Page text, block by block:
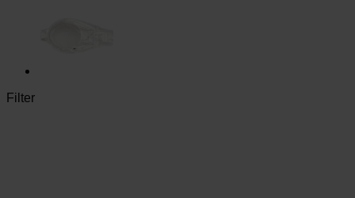
Filter